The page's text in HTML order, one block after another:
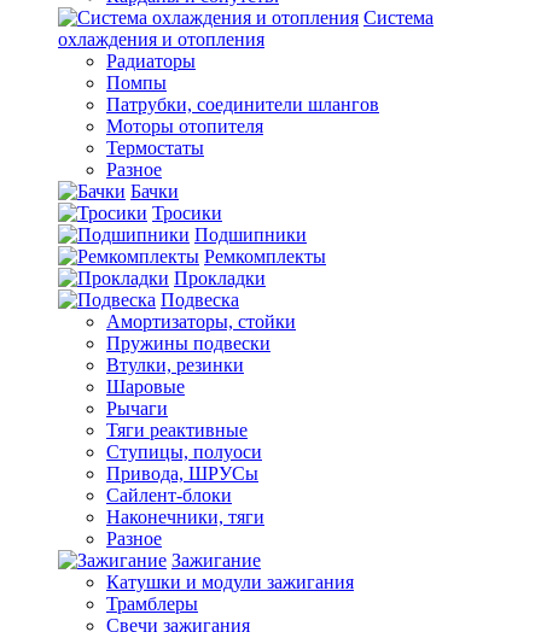
Система
охлаждения и отопления
Радиаторы
Помпы
Патрубки, соединители шлангов
Моторы отопителя
Термостаты
Разное
Бачки
Тросики
Подшипники
Ремкомплекты
Прокладки
Подвеска
Амортизаторы, стойки
Пружины подвески
Втулки, резинки
Шаровые
Рычаги
Тяги реактивные
Ступицы, полуоси
Привода, ШРУСы
Сайлент-блоки
Наконечники, тяги
Разное
Зажигание
Катушки и модули зажигания
Трамблеры
Свечи зажигания